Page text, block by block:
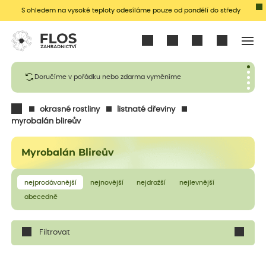
S ohledem na vysoké teploty odesíláme pouze od pondělí do středy
Doručíme v pořádku nebo zdarma vyměníme
okrasné rostliny
listnaté dřeviny
myrobalán blireův
Myrobalán Blireův
nejprodávanější nejnovější nejdražší nejlevnější
abecedně
Filtrovat